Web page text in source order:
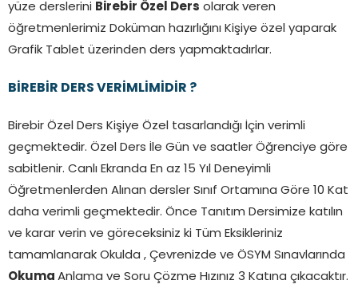
yüze derslerini Birebir Özel Ders olarak veren
öğretmenlerimiz Doküman hazırlığını Kişiye özel yaparak
Grafik Tablet üzerinden ders yapmaktadırlar.
BİREBİR DERS VERİMLİMİDİR ?
Birebir Özel Ders Kişiye Özel tasarlandığı İçin verimli
geçmektedir. Özel Ders İle Gün ve saatler Öğrenciye göre
sabitlenir. Canlı Ekranda En az 15 Yıl Deneyimli
Öğretmenlerden Alınan dersler Sınıf Ortamına Göre 10 Kat
daha verimli geçmektedir. Önce Tanıtım Dersimize katılın
ve karar verin ve göreceksiniz ki Tüm Eksikleriniz
tamamlanarak Okulda , Çevrenizde ve ÖSYM Sınavlarında
Okuma Anlama ve Soru Çözme Hızınız 3 Katına çıkacaktır.